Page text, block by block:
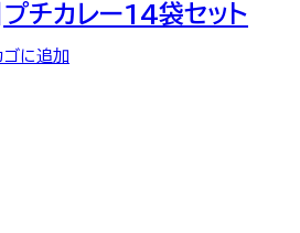
チカレー14袋セット
ゴに追加